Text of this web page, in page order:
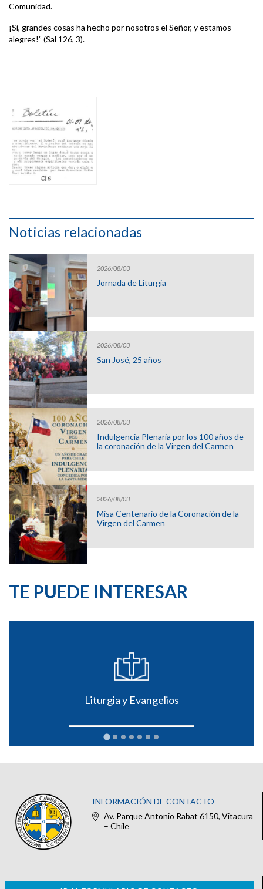
Comunidad.
¡Si, grandes cosas ha hecho por nosotros el Señor, y estamos
alegres!” (Sal 126, 3).
Noticias relacionadas
2026/08/03
Jornada de Liturgia
2026/08/03
San José, 25 años
2026/08/03
Indulgencia Plenaria por los 100 años de
la coronación de la Virgen del Carmen
2026/08/03
Misa Centenario de la Coronación de la
Virgen del Carmen
TE PUEDE INTERESAR
Liturgia y Evangelios
INFORMACIÓN DE CONTACTO
Av. Parque Antonio Rabat 6150, Vitacura
– Chile